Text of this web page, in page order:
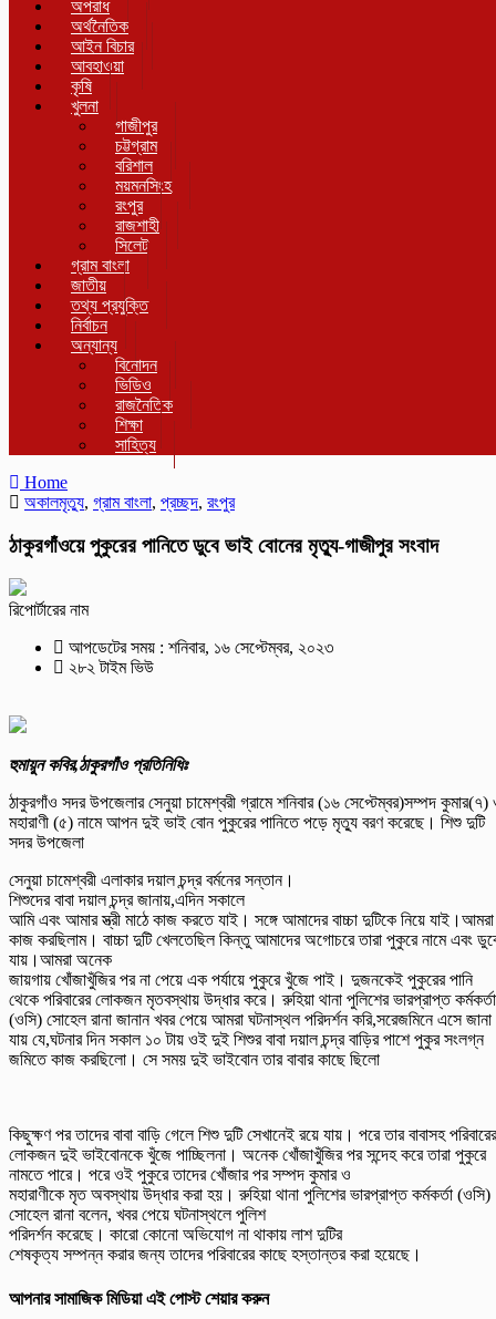
অপরাধ
অর্থনৈতিক
আইন বিচার
আবহাওয়া
কৃষি
খুলনা
গাজীপুর
চট্টগ্রাম
বরিশাল
ময়মনসিংহ
রংপুর
রাজশাহী
সিলেট
গ্রাম বাংলা
জাতীয়
তথ্য প্রযুক্তি
নির্বাচন
অন্যান্য
বিনোদন
ভিডিও
রাজনৈতিক
শিক্ষা
সাহিত্য
Home
অকালমৃত্যু, গ্রাম বাংলা, প্রচ্ছদ, রংপুর
ঠাকুরগাঁওয়ে পুকুরের পানিতে ডুবে ভাই বোনের মৃত্যু-গাজীপুর সংবাদ
রিপোর্টারের নাম
আপডেটের সময় : শনিবার, ১৬ সেপ্টেম্বর, ২০২৩
২৮২ টাইম ভিউ
হুমায়ুন কবির,ঠাকুরগাঁও প্রতিনিধিঃ
ঠাকুরগাঁও সদর উপজেলার সেনুয়া চামেশ্বরী গ্রামে শনিবার (১৬ সেপ্টেম্বর)সম্পদ কুমার(৭)
মহারাণী (৫) নামে আপন দুই ভাই বোন পুকুরের পানিতে পড়ে মৃত্যু বরণ করেছে। শিশু দুটি
সদর উপজেলা
সেনুয়া চামেশ্বরী এলাকার দয়াল চন্দ্র বর্মনের সন্তান।
শিশুদের বাবা দয়াল চন্দ্র জানায়,এদিন সকালে
আমি এবং আমার স্ত্রী মাঠে কাজ করতে যাই। সঙ্গে আমাদের বাচ্চা দুটিকে নিয়ে যাই।আমরা
কাজ করছিলাম। বাচ্চা দুটি খেলতেছিল কিন্তু আমাদের অগোচরে তারা পুকুরে নামে এবং
যায়।আমরা অনেক
জায়গায় খোঁজাখুঁজির পর না পেয়ে এক পর্যায়ে পুকুরে খুঁজে পাই। দুজনকেই পুকুরের পানি
থেকে পরিবারের লোকজন মৃতবস্থায় উদ্ধার করে। রু‌হিয়া থানা পুলিশের ভারপ্রাপ্ত কর্মকর্তা
(ও‌সি) সোহেল রানা জানান খবর পেয়ে আমরা ঘটনাস্থল পরিদর্শন করি,সরেজমিনে এসে জানা
যায় যে,ঘটনার দিন সকাল ১০ টায় ওই দুই শিশুর বাবা দয়াল চন্দ্র বাড়ির পাশে পুকুর সংলগ্ন
জমিতে কাজ করছিলো। সে সময় দুই ভাইবোন তার বাবার কাছে ছিলো
কিছুক্ষণ পর তাদের বাবা বাড়ি গেলে শিশু দুটি সেখানেই রয়ে যায়। পরে তার বাবাসহ পরিবারের
লোকজন দুই ভাইবোনকে খুঁজে পাচ্ছিলনা। অনেক খোঁজাখুঁজির পর সন্দেহ করে তারা পুকুরে
নামতে পারে। পরে ওই পুকুরে তাদের খোঁজার পর সম্পদ কুমার ও
মহারাণীকে মৃত অবস্থায় উদ্ধার করা হয়। রু‌হিয়া থানা পুলিশের ভারপ্রাপ্ত কর্মকর্তা (ও‌সি)
সোহেল রানা বলেন, খবর পেয়ে ঘটনাস্থলে পু‌লিশ
পরিদর্শন করেছে। কারো কোনো অভিযোগ না থাকায় লাশ দুটির
শেষকৃত্য সম্পন্ন করার জন্য তাদের পরিবারের কাছে হস্তান্তর করা হয়েছে।
আপনার সামাজিক মিডিয়া এই পোস্ট শেয়ার করুন